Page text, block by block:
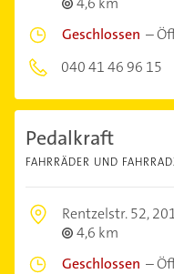
Geschlossen –
040 41 46 96 15
Pedalkraft
FAHRRÄDER UND
Rentzelstr. 52,
4,6 km
Geschlossen –